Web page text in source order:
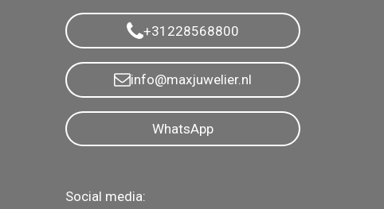
+31228568800
info@maxjuwelier.nl
WhatsApp
Social media: